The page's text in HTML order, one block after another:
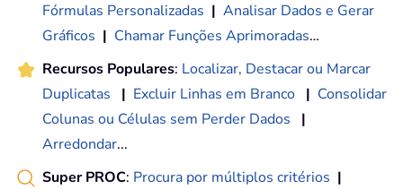
Fórmulas Personalizadas | Analisar Dados e Gerar
Gráficos | Chamar Funções Aprimoradas…
Recursos Populares: Localizar, Destacar ou Marcar
Duplicatas
| Excluir Linhas em Branco | Consolidar
Colunas ou Células sem Perder Dados
|
Arredondar...
Super PROC: Procura por múltiplos critérios |